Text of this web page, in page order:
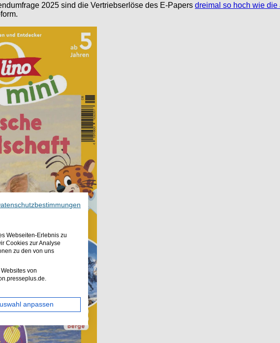
2025 sind die Vertriebserlöse des E-Papers dreimal so hoch wie
Webseiten-Erlebnis zu
Cookies zur Analyse
zu den von uns
von
anpassen